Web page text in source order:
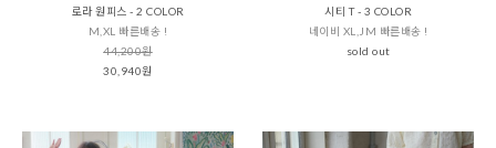
로라 원피스 - 2 COLOR
M,XL 빠른배송 !
44,200원
30,940원
시티 T - 3 COLOR
네이비 XL,JM 빠른배송 !
sold out